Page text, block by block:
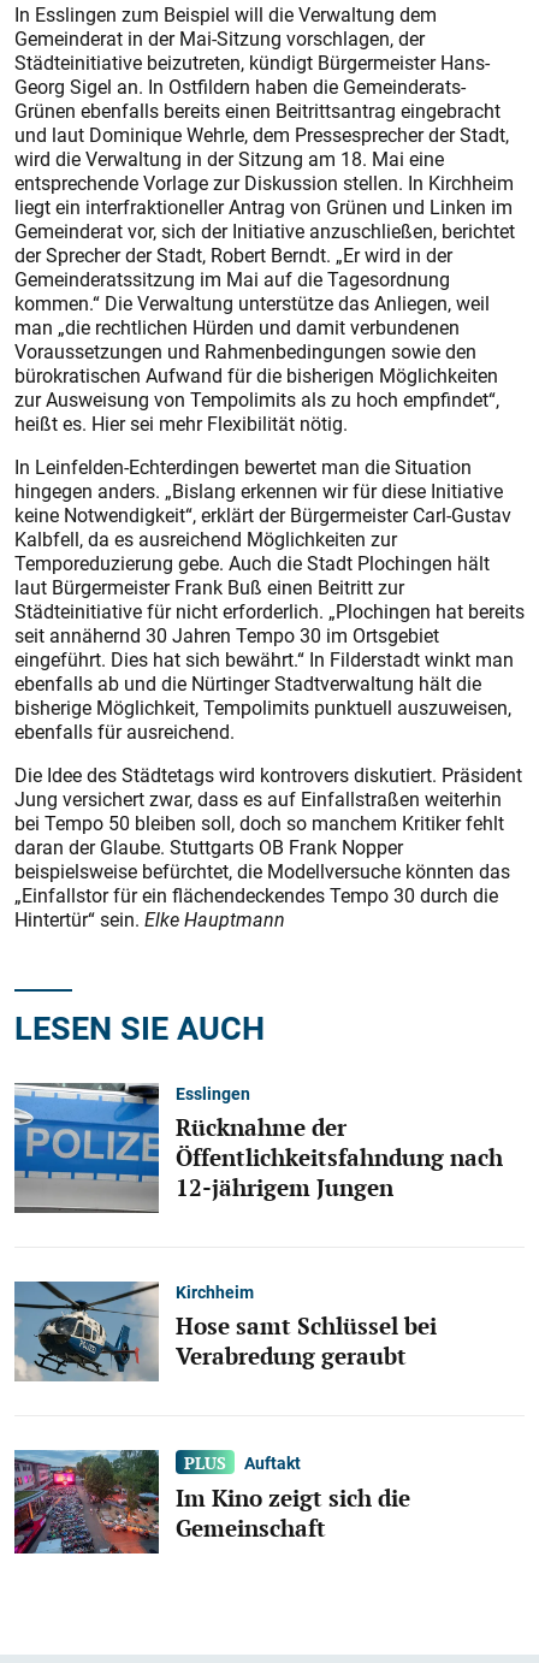
In Esslingen zum Beispiel will die Verwaltung dem
Gemeinderat in der Mai-Sitzung vorschlagen, der
Städteinitiative beizutreten, kündigt Bürgermeister Hans-
Georg Sigel an. In Ostfildern haben die Gemeinderats-
Grünen ebenfalls bereits einen Beitrittsantrag eingebracht
und laut Dominique Wehrle, dem Pressesprecher der Stadt,
wird die Verwaltung in der Sitzung am 18. Mai eine
entsprechende Vorlage zur Diskussion stellen. In Kirchheim
liegt ein interfraktioneller Antrag von Grünen und Linken im
Gemeinderat vor, sich der Initiative anzuschließen, berichtet
der Sprecher der Stadt, Robert Berndt. „Er wird in der
Gemeinderatssitzung im Mai auf die Tagesordnung
kommen.“ Die Verwaltung unterstütze das Anliegen, weil
man „die rechtlichen Hürden und damit verbundenen
Voraussetzungen und Rahmenbedingungen sowie den
bürokratischen Aufwand für die bisherigen Möglichkeiten
zur Ausweisung von Tempolimits als zu hoch empfindet“,
heißt es. Hier sei mehr Flexibilität nötig.
In Leinfelden-Echterdingen bewertet man die Situation
hingegen anders. „Bislang erkennen wir für diese Initiative
keine Notwendigkeit“, erklärt der Bürgermeister Carl-Gustav
Kalbfell, da es ausreichend Möglichkeiten zur
Temporeduzierung gebe. Auch die Stadt Plochingen hält
laut Bürgermeister Frank Buß einen Beitritt zur
Städteinitiative für nicht erforderlich. „Plochingen hat bereits
seit annähernd 30 Jahren Tempo 30 im Ortsgebiet
eingeführt. Dies hat sich bewährt.“ In Filderstadt winkt man
ebenfalls ab und die Nürtinger Stadtverwaltung hält die
bisherige Möglichkeit, Tempolimits punktuell auszuweisen,
ebenfalls für ausreichend.
Die Idee des Städtetags wird kontrovers diskutiert. Präsident
Jung versichert zwar, dass es auf Einfallstraßen weiterhin
bei Tempo 50 bleiben soll, doch so manchem Kritiker fehlt
daran der Glaube. Stuttgarts OB Frank Nopper
beispielsweise befürchtet, die Modellversuche könnten das
„Einfallstor für ein flächendeckendes Tempo 30 durch die
Hintertür“ sein. Elke Hauptmann
LESEN SIE AUCH
Esslingen
Rücknahme der
Öffentlichkeitsfahndung nach
12-jährigem Jungen
Kirchheim
Hose samt Schlüssel bei
Verabredung geraubt
Auftakt
Im Kino zeigt sich die
Gemeinschaft